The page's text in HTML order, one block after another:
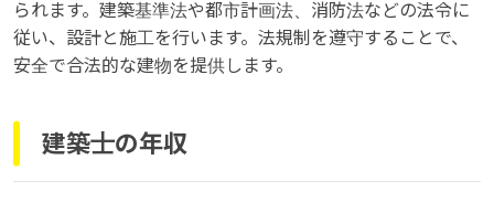
られます。建築基準法や都市計画法、消防法などの法令に
従い、設計と施工を行います。法規制を遵守することで、
安全で合法的な建物を提供します。
建築士の年収